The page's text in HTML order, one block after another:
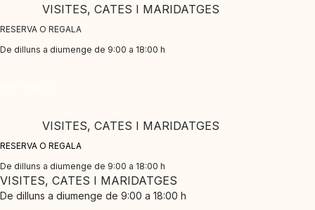
to
content
VISITES, CATES I MARIDATGES
RESERVA O REGALA
De dilluns a diumenge de 9:00 a 18:00 h
VISITES, CATES I MARIDATGES
RESERVA O REGALA
De dilluns a diumenge de 9:00 a 18:00 h
VISITES, CATES I MARIDATGES
De dilluns a diumenge de 9:00 a 18:00 h